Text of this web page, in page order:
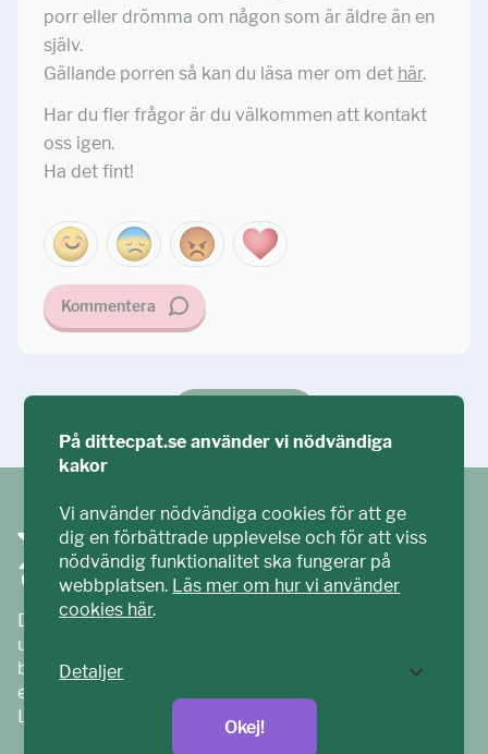
porr eller drömma om någon som är äldre än en
själv.
Gällande porren så kan du läsa mer om det här.
Har du fler frågor är du välkommen att kontakt
oss igen.
Ha det fint!
Kommentera
Ditt ECPAT har tagits fram tillsammans med barn och
unga. Vi är en del av ECPAT Sverige – en
barnrättsorganisation som arbetar mot sexuell
exploatering av barn.
Läs mer på
På dittecpat.se använder vi nödvändiga
kakor
Vi använder nödvändiga cookies för att ge
dig en förbättrade upplevelse och för att viss
nödvändig funktionalitet ska fungerar på
webbplatsen. Läs mer om hur vi använder
cookies här.
Detaljer
Okej!